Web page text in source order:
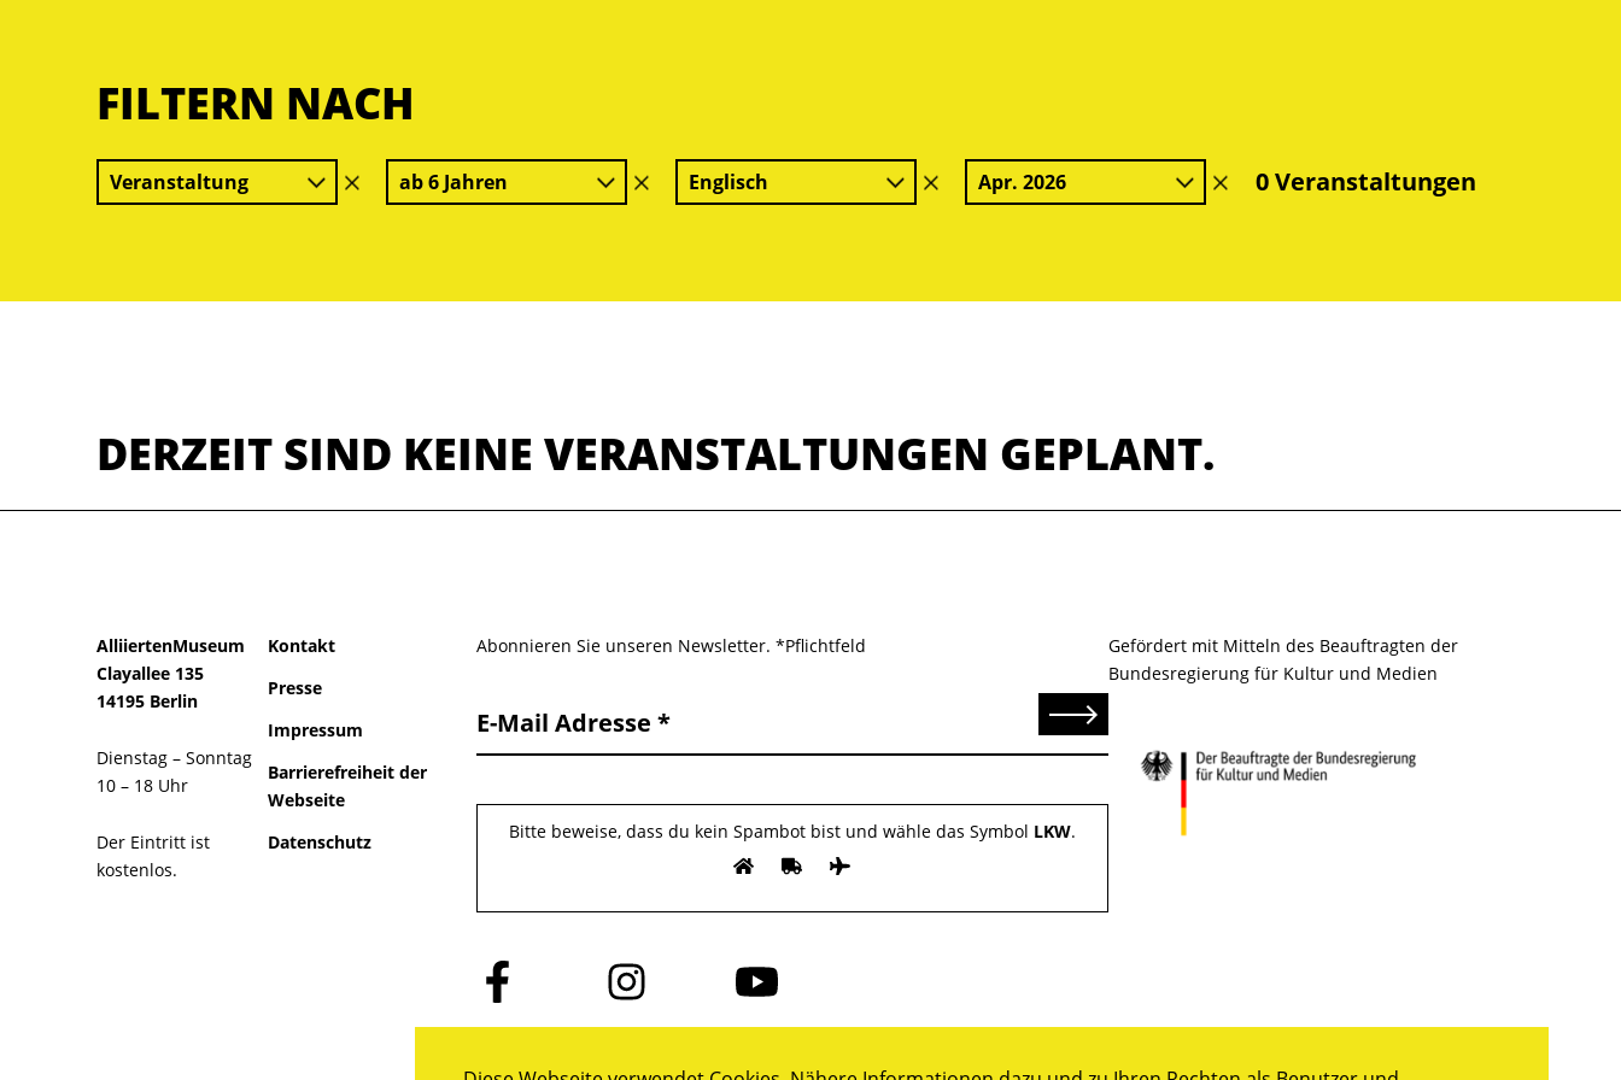
FILTERN NACH
Veranstaltung
Filter
löschen
ab 6 Jahren
Filter
löschen
Englisch
Filter
löschen
Apr. 2026
Filter0 Veranstaltungen
DERZEIT SIND KEINE VERANSTALTUNGEN GEPLANT.
AlliiertenMuseum
Clayallee 135
14195 Berlin
Dienstag – Sonntag
10 – 18 Uhr
Der Eintritt ist
kostenlos.
Kontakt
Presse
Impressum
Barrierefreiheit der
Webseite
Datenschutz
Abonnieren Sie unseren Newsletter. *Pflichtfeld
E-Mail Adresse Senden
Bitte beweise, dass du kein Spambot bist und wähle das Symbol LKW.
Folge
uns
auf
Folge
uns
auf
Folge
uns
auf
Gefördert mit Mitteln des Beauftragten der
Bundesregierung für Kultur und Medien